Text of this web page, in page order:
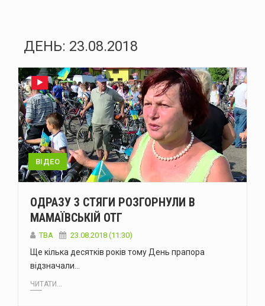
ДЕНЬ: 23.08.2018
ВІДЕО
ОДРАЗУ 3 СТЯГИ РОЗГОРНУЛИ В
МАМАЇВСЬКІЙ ОТГ
TBA 23.08.2018 (11:30)
Ще кілька десятків років тому День прапора
відзначали…
ЧИТАТИ...